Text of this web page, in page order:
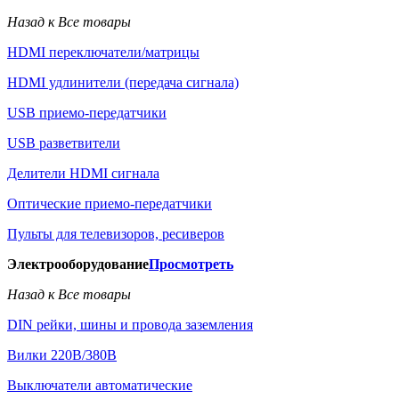
Назад к Все товары
HDMI переключатели/матрицы
HDMI удлинители (передача сигнала)
USB приемо-передатчики
USB разветвители
Делители HDMI сигнала
Оптические приемо-передатчики
Пульты для телевизоров, ресиверов
ЭлектрооборудованиеПросмотреть
Назад к Все товары
DIN рейки, шины и провода заземления
Вилки 220В/380В
Выключатели автоматические